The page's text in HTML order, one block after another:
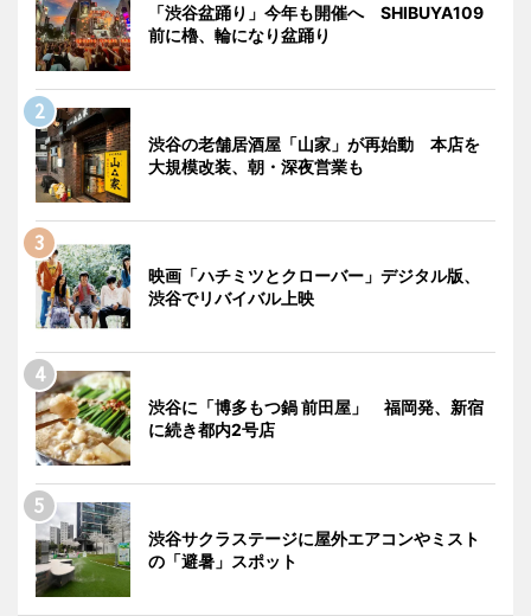
「渋谷盆踊り」今年も開催へ SHIBUYA109
前に櫓、輪になり盆踊り
渋谷の老舗居酒屋「山家」が再始動 本店を
大規模改装、朝・深夜営業も
映画「ハチミツとクローバー」デジタル版、
渋谷でリバイバル上映
渋谷に「博多もつ鍋 前田屋」 福岡発、新宿
に続き都内2号店
渋谷サクラステージに屋外エアコンやミスト
の「避暑」スポット